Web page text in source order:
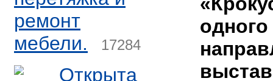
ремонт
мебели.
17284
Открыта